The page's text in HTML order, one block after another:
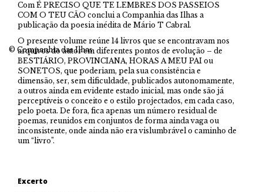
Com É PRECISO QUE TE LEMBRES DOS PASSEIOS
COM O TEU CÃO conclui a Companhia das Ilhas a
publicação da poesia inédita de Mário T Cabral.
O presente volume reúne 14 livros que se encontravam nos
arquivos do autor em diferentes pontos de evolução – de
BESTIÁRIO, PROVINCIANA, HORAS A MEU PAI ou
SONETOS, que poderiam, pela sua consistência e
dimensão, ser, sem dificuldade, publicados autonomamente,
a outros ainda em evidente estado inicial, mas onde são já
perceptíveis o conceito e o estilo projectados, em cada caso,
pelo poeta. De fora, fica apenas um número residual de
poemas, reunidos em conjuntos de forma ainda vaga ou
inconsistente, onde ainda não era vislumbrável o caminho de
um “livro”.
Excerto
© Companhia das Ilhas